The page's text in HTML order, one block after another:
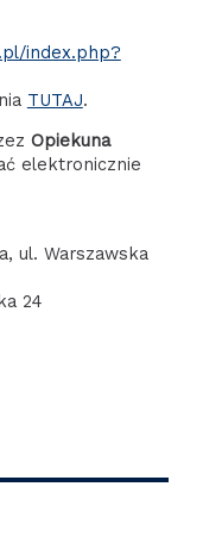
index.php?
TUTAJ.
Opiekuna
elektronicznie
ul. Warszawska
24